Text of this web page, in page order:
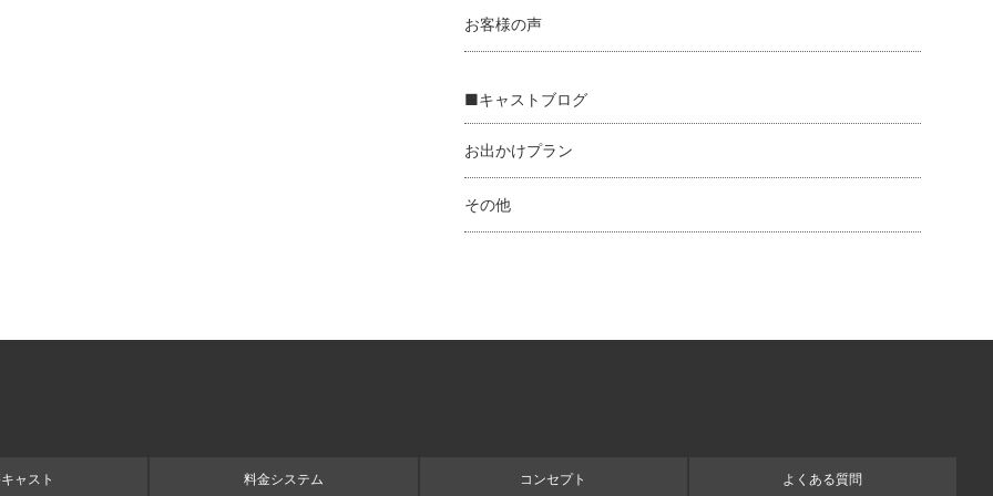
お客様の声
■キャストブログ
お出かけプラン
その他
ャスト 料金システム コンセプト よくある質問